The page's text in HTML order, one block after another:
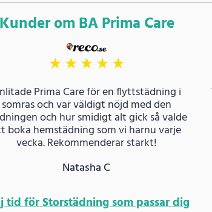
Kunder om BA Prima Care
★★★★★
Prima Care för en flyttstädning i
somras och var väldigt nöjd med den
och hur smidigt alt gick så valde
boka hemstädning som vi harnu varje
vecka. Rekommenderar starkt!
Natasha C
tid för Storstädning som passar dig